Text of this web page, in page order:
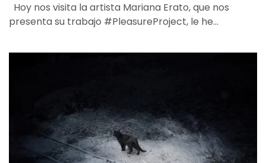
Hoy nos visita la artista Mariana Erato, que nos
presenta su trabajo #PleasureProject, le he…